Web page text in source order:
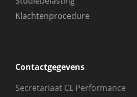
Klachtenprocedure
Contactgegevens
Secretariaat CL Performance